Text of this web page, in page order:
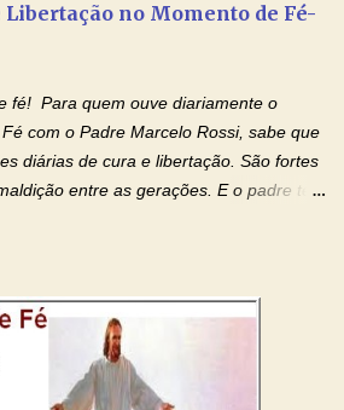
SAGRADO CORAÇÃO DE JESUS E NO
Libertação no Momento de Fé-
fé! Para quem ouve diariamente o
com o Padre Marcelo Rossi, sabe que
diárias de cura e libertação. São fortes
entre as gerações. E o padre tem
Tenham um lindo fim de semana na
amor de Maria Santíssima. Adriana-
acessar: Facebook Padre Marcelo
Rossi (para ouvir o Momento de Fé)